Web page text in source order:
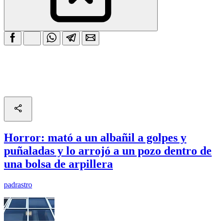
Horror: mató a un albañil a golpes y
puñaladas y lo arrojó a un pozo dentro de
una bolsa de arpillera
padrastro